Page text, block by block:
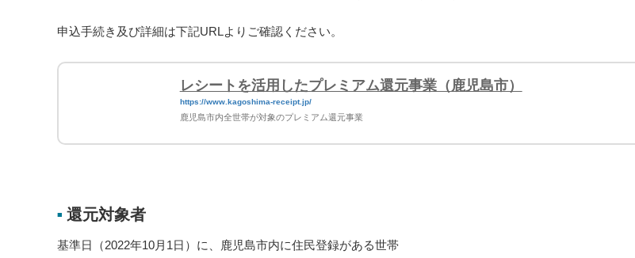
申込手続き及び詳細は下記URLよりご確認ください。
レシートを活用したプレミアム還元事業（鹿児島市）
https://www.kagoshima-receipt.jp/
鹿児島市内全世帯が対象のプレミアム還元事業
■ 還元対象者
基準日（2022年10月1日）に、鹿児島市内に住民登録がある世帯